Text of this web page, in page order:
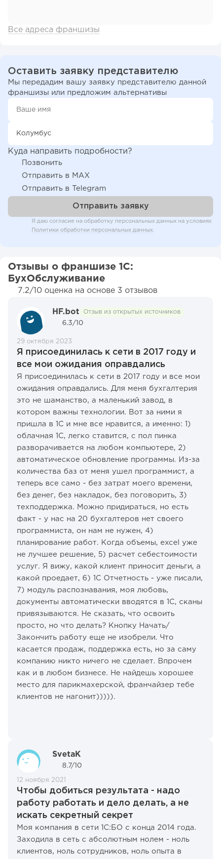
Все адреса франшизы
Оставить заявку представителю
Мы передадим вашу заявку представителю данной
франшизы или предложим альтернативы
Куда направить подробности?
Позвонить
Отправить в MAX
Отправить в Telegram
Я даю согласие на обработку персональных данных на условиях
Политики обработки персональных данных
Отзывы о франшизе 1C:
БухОбслуживание
7.2/10 оценка на основе 3 отзывов
HF.bot Отзыв из открытых источников
6.3/10
29 октября 2023
Я присоединилась к сети в 2017 году и
все мои ожидания оправдались
Я присоединилась к сети в 2017 году и все мои
ожидания оправдались. Для меня бухгалтерия
это не шаманство, а маленький завод, в
котором важны технологии. Вот за ними я
пришла в 1С и мне все нравится, а именно: 1)
облачная 1С, легко ставится, с пол пинка
разворачивается на любом компьютере, 2)
автоматическое обновление программы. Из-за
количества баз от меня ушел программист, а
теперь все само - без затрат моего времени,
без денег, без накладок, без поговорить, 3)
техподдержка. Можно придираться, но есть
факт - у нас на 20 бухгалтеров нет своего
программиста, он нам не нужен, 4)
планирование работ. Когда объемы, excel уже
не лучшее решение, 5) расчет себестоимости
услуг. Я вижу, какой клиент приносит деньги, а
какой проедает, 6) 1С Отчетность - уже писали,
7) модуль распознавания, моя любовь,
документы автоматически вводятся в 1С, сканы
привязываются. Не сказать, что освоить
просто, но что делать? Кнопку Начать/
Закончить работу еще не изобрели. Что
касается продаж, поддержка есть, но за саму
компанию никто ничего не сделает. Впрочем
как и в любом бизнесе. Не найдешь хорошее
место для парикмахерской, франчайзер тебе
клиентов не нагонит))))).
SvetaK
8.7/10
12 ноября 2021
Чтобы добиться результата - надо
работу работать и дело делать, а не
искать секретный секрет
Моя компания в сети 1С:БО с конца 2014 года.
Заходила в сеть с абсолютным нолем - ноль
клиентов, ноль сотрудников, ноль опыта в